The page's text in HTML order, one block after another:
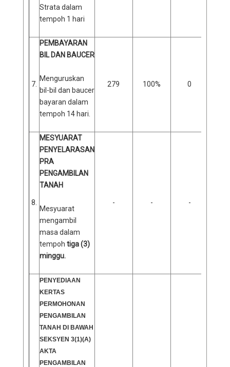
Strata dalam
tempoh 1 hari
7.
PEMBAYARAN
BIL DAN BAUCER
Menguruskan
bil-bil dan baucer
bayaran dalam
tempoh 14 hari.
279 100% 0
8.
MESYUARAT
PENYELARASAN
PRA
PENGAMBILAN
TANAH
Mesyuarat
mengambil
masa dalam
tempoh tiga (3)
minggu.
- - -
PENYEDIAAN
KERTAS
PERMOHONAN
PENGAMBILAN
TANAH DI BAWAH
SEKSYEN 3(1)(A)
AKTA
PENGAMBILAN